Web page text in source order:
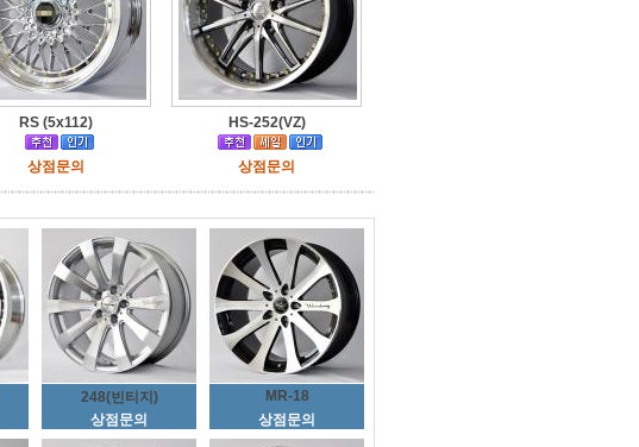
RS (5x112)
상점문의
HS-252(VZ)
상점문의
248(빈티지)
상점문의
MR-18
상점문의